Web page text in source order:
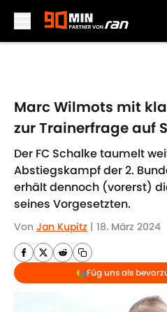
Marc Wilmots mit
zur Trainerfrage auf
Der FC Schalke taumelt
Abstiegskampf der 2.
erhält dennoch (vorerst)
seines Vorgesetzten.
Von Jan Kupitz | 18. März 2024
Füg uns als